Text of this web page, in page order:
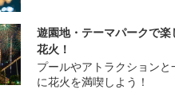
遊園地・テーマパークで楽
花火！
プールやアトラクションと
に花火を満喫しよう！